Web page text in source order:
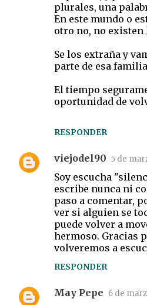
plurales, una
En este mundo o
otro no, no existen
Se los extraña y
parte de esa
El tiempo
oportunidad de
RESPONDER
viejodel90 5 de
Soy escucha
escribe nunca ni
paso a comentar,
ver si alguien se
puede volver a
hermoso. Gracias
volveremos a
RESPONDER
May Pepe 6 de